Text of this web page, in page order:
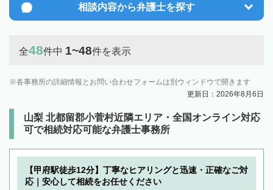
相談内容から弁護士を探す
全48件中 1~48件を表示
各事務所の詳細情報とお問い合わせフォームは別ウィンドウで開きます
更新日：2026年8月6日
山梨 北都留郡小菅村近隣エリア・全国オンライン対応
可で相続対応可能な弁護士事務所
【甲府駅徒歩12分】丁寧なヒアリングと迅速・正確なご対
応｜安心して相続をお任せください